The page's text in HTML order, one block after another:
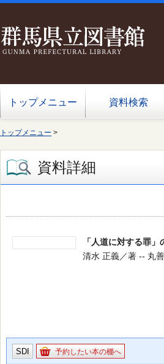
トップメニュー 資料検索
トップメニュー >
資料詳細
「人道に対する罪」
清水 正義／著 -- 丸
SDI 予約したい本の棚へ